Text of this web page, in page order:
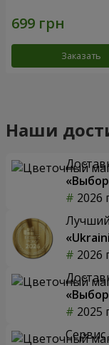
Заказать
Наши
2026
2026
2025
Сервис